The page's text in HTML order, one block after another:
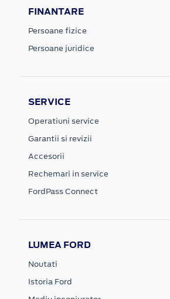
FINANTARE
Persoane fizice
Persoane juridice
SERVICE
Operatiuni service
Garantii si revizii
Accesorii
Rechemari in service
FordPass Connect
LUMEA FORD
Noutati
Istoria Ford